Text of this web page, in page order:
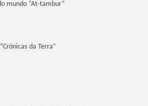
mundo “At-tambur”
da Terra”